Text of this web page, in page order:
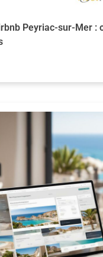
Peyriac-sur-Mer :